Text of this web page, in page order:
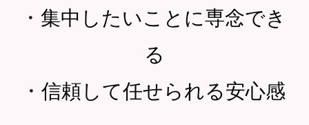
・ 集中したいことに専念でき
る
・ 信頼して任せられる安心感